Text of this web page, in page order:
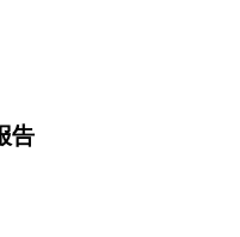
告